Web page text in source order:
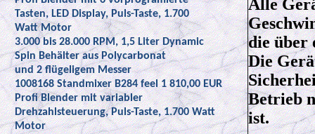
Tasten, LED Display, Puls-Taste, 1.700
Watt Motor
3.000 bis 28.000 RPM, 1,5 Liter Dynamic
Spin Behälter aus Polycarbonat
und 2 flügeligem Messer
1008168 Standmixer B284 feel 1 810,00 EUR
Profi Blender mit variabler
Drehzahlsteuerung, Puls-Taste, 1.700 Watt
Motor
Alle
die über
Die
Betrieb
ist.